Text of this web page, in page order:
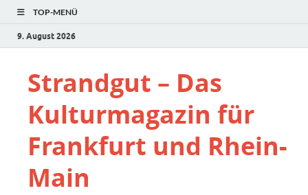
TOP-MENÜ
9. August 2026
Strandgut – Das
Kulturmagazin für
Frankfurt und Rhein-
Main